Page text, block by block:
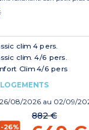
clim 4 pers.
clim. 4/6 pers.
Clim 4/6 pers
26/08/2026 au 02/09/
-26%
882 €